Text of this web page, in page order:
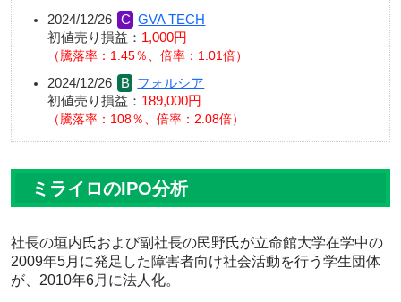
2024/12/26
GVA TECH
初値売り損益： 1,000円
騰落率：1.45％、倍率：1.01倍
2024/12/26
フォルシア
初値売り損益： 189,000円
騰落率：108％、倍率：2.08倍
ミライロのIPO分析
社長の垣内氏および副社長の民野氏が立命館大学在学中の
2009年5月に発足した障害者向け社会活動を行う学生団体
が、2010年6月に法人化。